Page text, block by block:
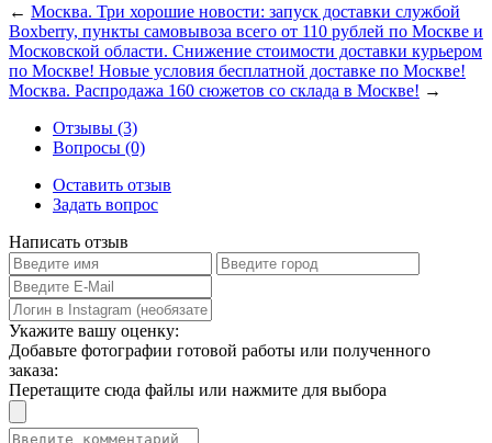
← Москва. Три хорошие новости: запуск доставки службой
Boxberry, пункты самовывоза всего от 110 рублей по Москве и
Московской области. Снижение стоимости доставки курьером
по Москве! Новые условия бесплатной доставке по Москве!
Москва. Распродажа 160 сюжетов со склада в Москве! →
Отзывы (3)
Вопросы (0)
Оставить отзыв
Задать вопрос
Написать отзыв
Укажите вашу оценку:
Добавьте фотографии готовой работы или полученного
заказа:
Перетащите сюда файлы или нажмите для выбора